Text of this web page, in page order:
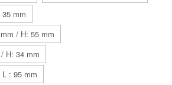
mm
/ H: 55 mm
H: 34 mm
L : 95 mm